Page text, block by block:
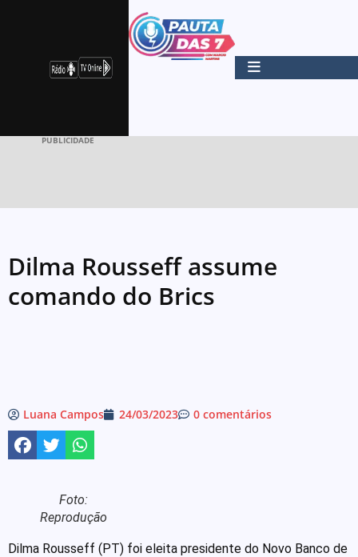
PUBLICIDADE
Dilma Rousseff assume
comando do Brics
Luana Campos 24/03/2023 0 comentários
Foto:
Reprodução
Dilma Rousseff (PT) foi eleita presidente do Novo Banco de